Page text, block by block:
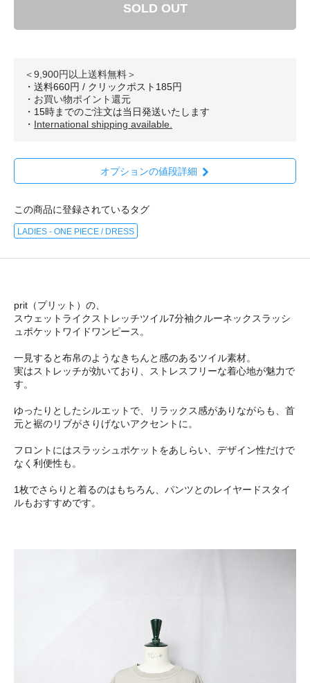
SOLD OUT
＜9,900円以上送料無料＞
・送料660円 / クリックポスト185円
・ お買い物ポイント還元
・15時までのご注文は当日発送いたします
・ International shipping available.
オプションの値段詳細
この商品に登録されているタグ
LADIES - ONE PIECE / DRESS
prit（プリット）の、
スウェットライクストレッチツイル7分袖クルーネックスラッシ
ュポケットワイドワンピース。
一見すると布帛のようなきちんと感のあるツイル素材。
実はストレッチが効いており、ストレスフリーな着心地が魅力で
す。
ゆったりとしたシルエットで、リラックス感がありながらも、首
元と裾のリブがさりげないアクセントに。
フロントにはスラッシュポケットをあしらい、デザイン性だけで
なく利便性も。
1枚でさらりと着るのはもちろん、パンツとのレイヤードスタイ
ルもおすすめです。